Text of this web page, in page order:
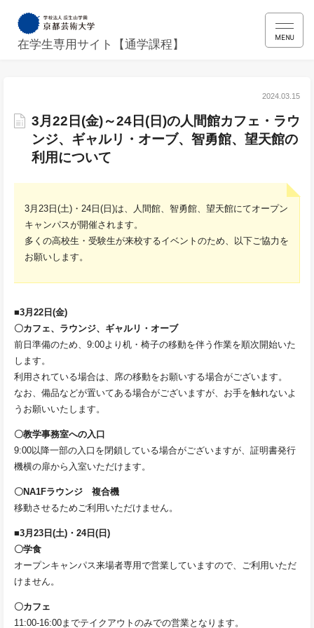
在学生専用サイト【通学課程】
MENU
2024.03.15
3月22日(金)～24日(日)の人間館カフェ・ラウ
ンジ、ギャルリ・オーブ、智勇館、望天館の
利用について
3月23日(土)・24日(日)は、人間館、智勇館、望天館にてオープン
キャンパスが開催されます。
多くの高校生・受験生が来校するイベントのため、以下ご協力を
お願いします。
■3月22日(金)
〇カフェ、ラウンジ、ギャルリ・オーブ
前日準備のため、9:00より机・椅子の移動を伴う作業を順次開始いた
します。
利用されている場合は、席の移動をお願いする場合がございます。
なお、備品などが置いてある場合がございますが、お手を触れないよ
うお願いいたします。
〇教学事務室への入口
9:00以降一部の入口を閉鎖している場合がございますが、証明書発行
機横の扉から入室いただけます。
〇NA1Fラウンジ 複合機
移動させるためご利用いただけません。
■3月23日(土)・24日(日)
〇学食
オープンキャンパス来場者専用で営業していますので、ご利用いただ
けません。
〇カフェ
11:00-16:00までテイクアウトのみでの営業となります。